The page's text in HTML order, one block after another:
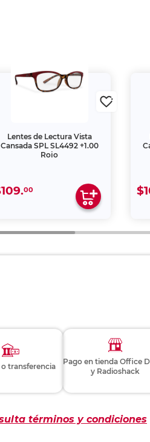
Lentes de Lectura Vista
Cansada SPL SL4492 +1.00
Rojo
00
transferencia
Pago en tienda Office
y Radioshack
términos y condiciones